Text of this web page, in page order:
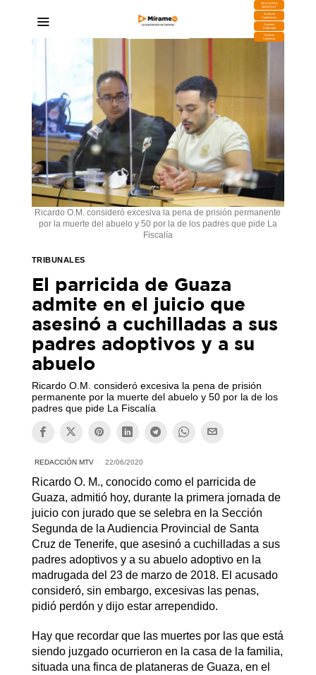
DESCARGA
MIRAPLAY
Buzón de
Sugerencias
Contratar
Publicidad
Contacto
Comercial
Ricardo O.M. consideró excesiva la pena de prisión permanente
por la muerte del abuelo y 50 por la de los padres que pide La
Fiscalía
TRIBUNALES
El parricida de Guaza
admite en el juicio que
asesinó a cuchilladas a sus
padres adoptivos y a su
abuelo
Ricardo O.M. consideró excesiva la pena de prisión
permanente por la muerte del abuelo y 50 por la de los
padres que pide La Fiscalía
REDACCIÓN MTV 22/06/2020
Ricardo O. M., conocido como el parricida de
Guaza, admitió hoy, durante la primera jornada de
juicio con jurado que se selebra en la Sección
Segunda de la Audiencia Provincial de Santa
Cruz de Tenerife, que asesinó a cuchilladas a sus
padres adoptivos y a su abuelo adoptivo en la
madrugada del 23 de marzo de 2018. El acusado
consideró, sin embargo, excesivas las penas,
pidió perdón y dijo estar arrependido.
Hay que recordar que las muertes por las que está
siendo juzgado ocurrieron en la casa de la familia,
situada una finca de plataneras de Guaza, en el